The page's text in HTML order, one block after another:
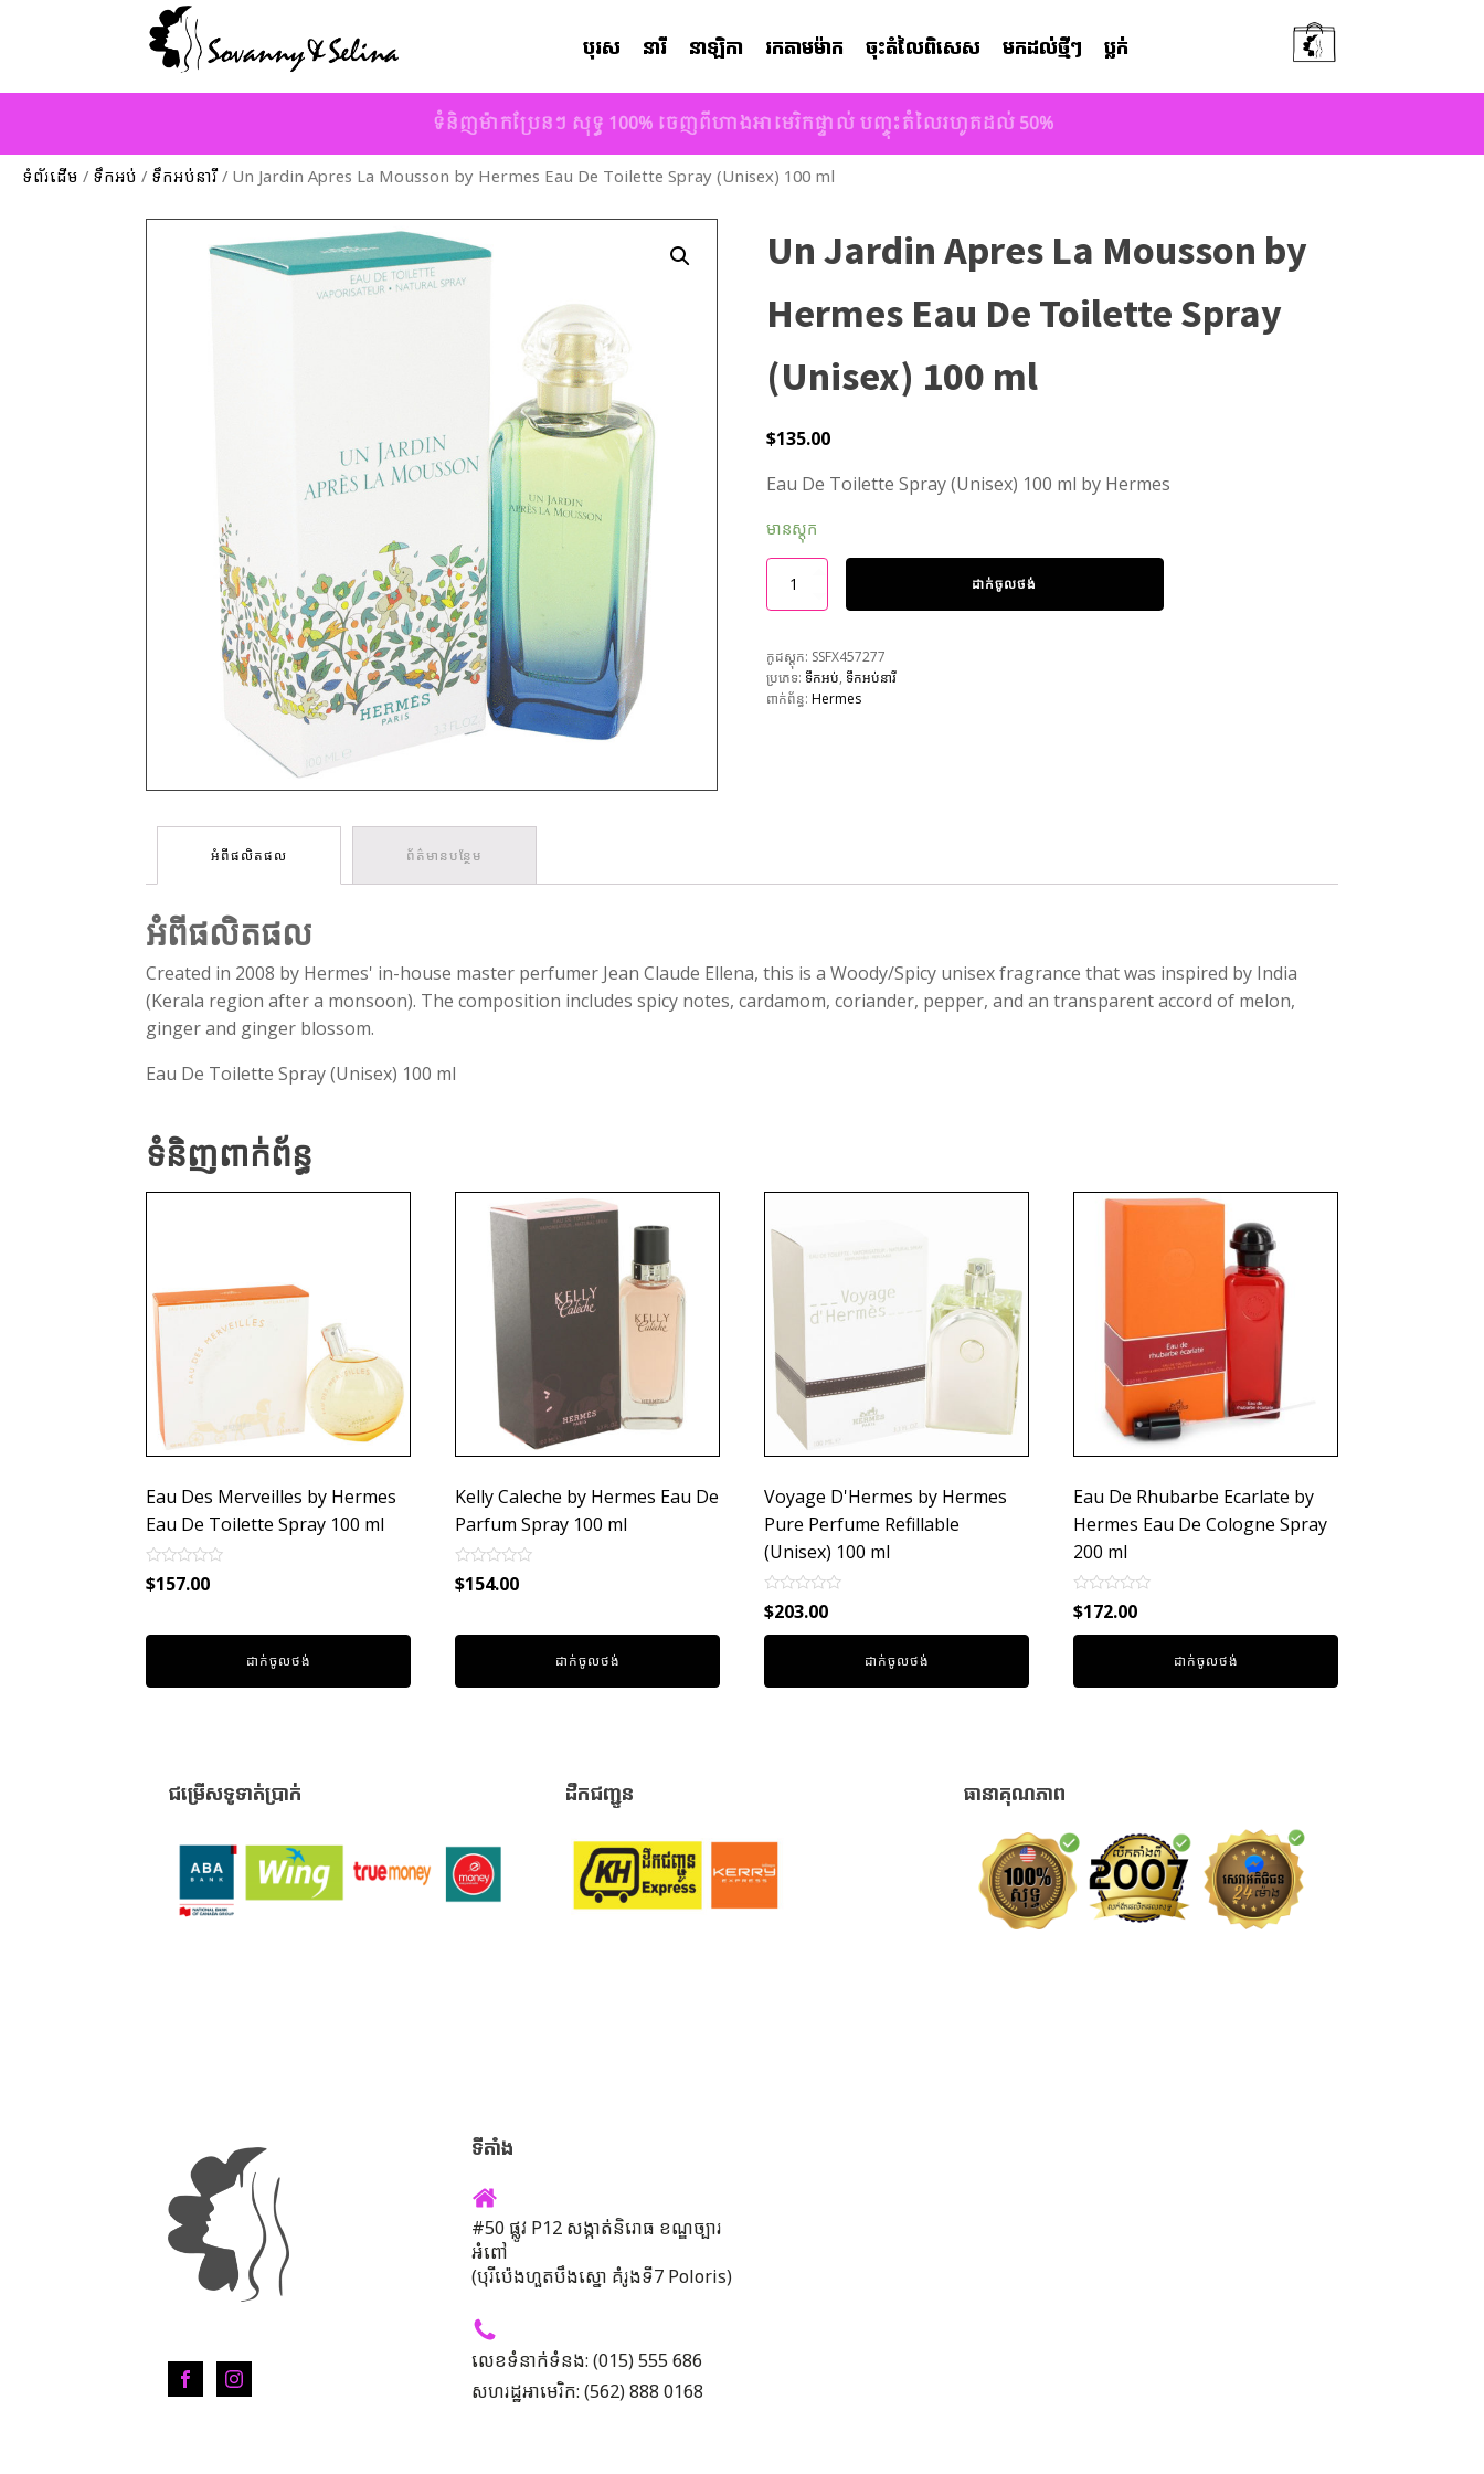
បុរស នារី នាឡិកា រកតាមម៉ាក ចុះតំលៃពិសេស មកដល់ថ្មីៗ ប្លក់
ទំនិញម៉ាកប្រែនៗ សុទ្ធ 100% ចេញពីហាងអាមេរិកផ្ទាល់ បញ្ចុះតំលៃរហូតដល់ 50%
ទំព័រដើម / ទឹកអប់ / ទឹកអប់នារី/ Un Jardin Apres La Mousson by Hermes Eau De Toilette Spray (Unisex) 100 ml
Un Jardin Apres La Mousson by
Hermes Eau De Toilette Spray
(Unisex) 100 ml
$135.00
Eau De Toilette Spray (Unisex) 100 ml by Hermes
មានស្តុក
ដាក់ចូលថង់
កូដស្តុក: SSFX457277
ប្រភេទ: ទឹកអប់, ទឹកអប់នារី
ពាក់ព័ន្ធ: Hermes
អំពីផលិតផល ព័ត៌មានបន្ថែម
អំពីផលិតផល
Created in 2008 by Hermes' in-house master perfumer Jean Claude Ellena, this is a Woody/Spicy unisex fragrance that was inspired by India
(Kerala region after a monsoon). The composition includes spicy notes, cardamom, coriander, pepper, and an transparent accord of melon,
ginger and ginger blossom.
Eau De Toilette Spray (Unisex) 100 ml
ទំនិញពាក់ព័ន្ធ
Eau Des Merveilles by Hermes
Eau De Toilette Spray 100 ml
Rated
0
5
$157.00
ដាក់ចូលថង់
Kelly Caleche by Hermes Eau De
Parfum Spray 100 ml
Rated
0
5
$154.00
ដាក់ចូលថង់
Voyage D'Hermes by Hermes
Pure Perfume Refillable
(Unisex) 100 ml
Rated
0
out
$203.00
ដាក់ចូលថង់
Eau De Rhubarbe Ecarlate by
Hermes Eau De Cologne Spray
200 ml
Rated
0
out
$172.00
ដាក់ចូលថង់
ជម្រើសទូទាត់ប្រាក់ ដឹកជញ្ជូន ធានាគុណភាព
ទីតាំង
#50 ផ្លូវ P12 សង្កាត់និរោធ ខណ្ឌច្បារ
អំពៅ
(បុរីប៉េងហួតបឹងស្នោ គំរូងទី7 Poloris)
លេខទំនាក់ទំនង: (015) 555 686
សហរដ្ឋអាមេរិក: (562) 888 0168